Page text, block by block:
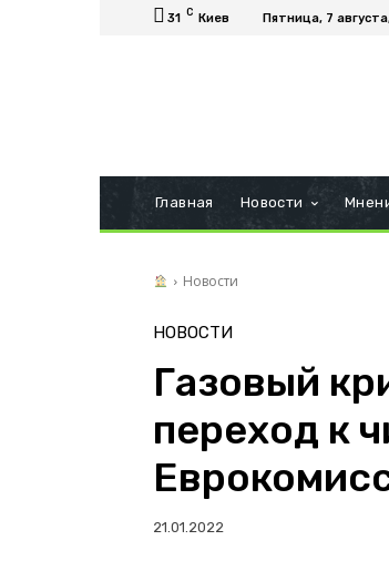
31 C Киев Пятница, 7
Главная Новости
Новости
НОВОСТИ
Газовый
переход к
21.01.2022